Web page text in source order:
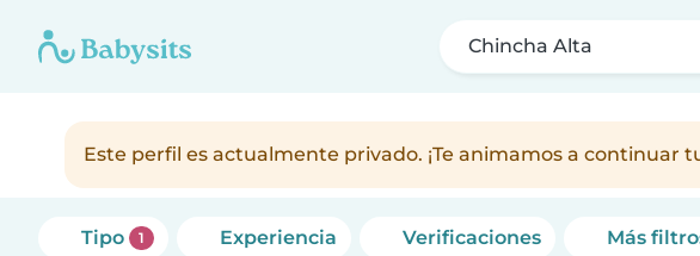
Chincha Alta
Este perfil es actualmente privado. ¡Te animamos a
Tipo 1 Experiencia Verificaciones Más